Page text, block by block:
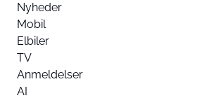
Nyheder
Mobil
Elbiler
TV
Anmeldelser
AI